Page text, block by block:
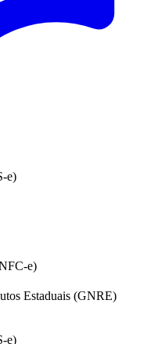
e)
e)
Estaduais (GNRE)
e)